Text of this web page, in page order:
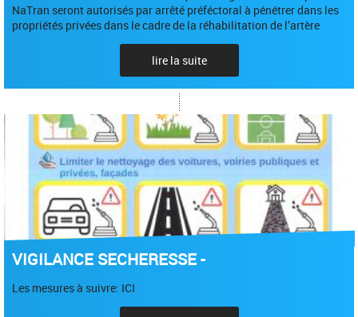
NaTran seront autorisés par arrêté préféctoral à pénétrer dans les
propriétés privées dans le cadre de la réhabilitation de l’artère
lire la suite
VIGILANCE SECHERESSE -
Les mesures à suivre: ICI